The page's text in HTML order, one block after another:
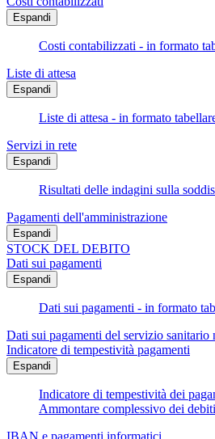
Espandi
Costi contabilizzati - in formato
Liste di attesa
Espandi
Liste di attesa - in formato
Servizi in rete
Espandi
Risultati delle indagini sulla
Pagamenti dell'amministrazione
Espandi
STOCK DEL DEBITO
Dati sui pagamenti
Espandi
Dati sui pagamenti - in formato
Dati sui pagamenti del servizio sanitario
Indicatore di tempestività pagamenti
Espandi
Indicatore di tempestività dei
Ammontare complessivo dei debiti
IBAN e pagamenti informatici